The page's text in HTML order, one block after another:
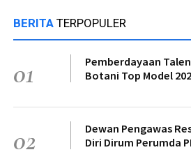
BERITA TERPOPULER
01
Pemberdayaan
Botani Top Model
02
Dewan Pengawas
Diri Dirum Perumda